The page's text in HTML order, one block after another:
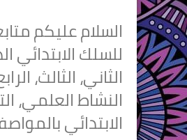
السلام عليكم
الثاني، الثالث،
النشاط العلمي،
الابتدائي